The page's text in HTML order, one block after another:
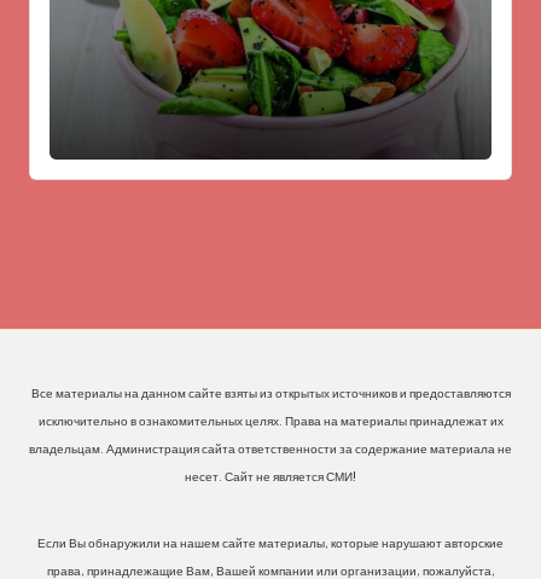
Все материалы на данном сайте взяты из открытых источников и предоставляются
исключительно в ознакомительных целях. Права на материалы принадлежат их
владельцам. Администрация сайта ответственности за содержание материала не
несет. Сайт не является СМИ!
Если Вы обнаружили на нашем сайте материалы, которые нарушают авторские
права, принадлежащие Вам, Вашей компании или организации, пожалуйста,